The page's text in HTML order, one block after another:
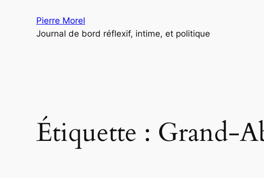
Pierre Morel
Journal de bord réflexif, intime, et politique
Étiquette : Grand-